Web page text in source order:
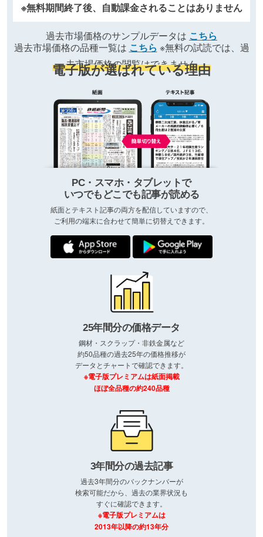
※無料期間終了後、自動課金されることはありません
過去市場価格のサンプルデータは こちら
過去市場価格の品種一覧は こちら ※無料の試読では、過
去市場価格の閲覧はできません
電子版が選ばれている理由
PC・スマホ・タブレットで
いつでもどこでも記事が読める
紙面とテキスト記事の両方を配信していますので、
ご利用の端末に合わせて簡単に切替えできます。
25年間分の価格データ
鋼材・スクラップ・非鉄金属など
約50品種の過去25年の価格推移が
データとチャートで確認できます。
※電子版プレミアムは紙面掲載
ほぼ全品種の約240品種
3年間分の過去記事
過去3年間分のバックナンバーが
検索可能だから、過去の業界状況も
すぐに確認できます。
※電子版プレミアムは
2013年以降の約13年分